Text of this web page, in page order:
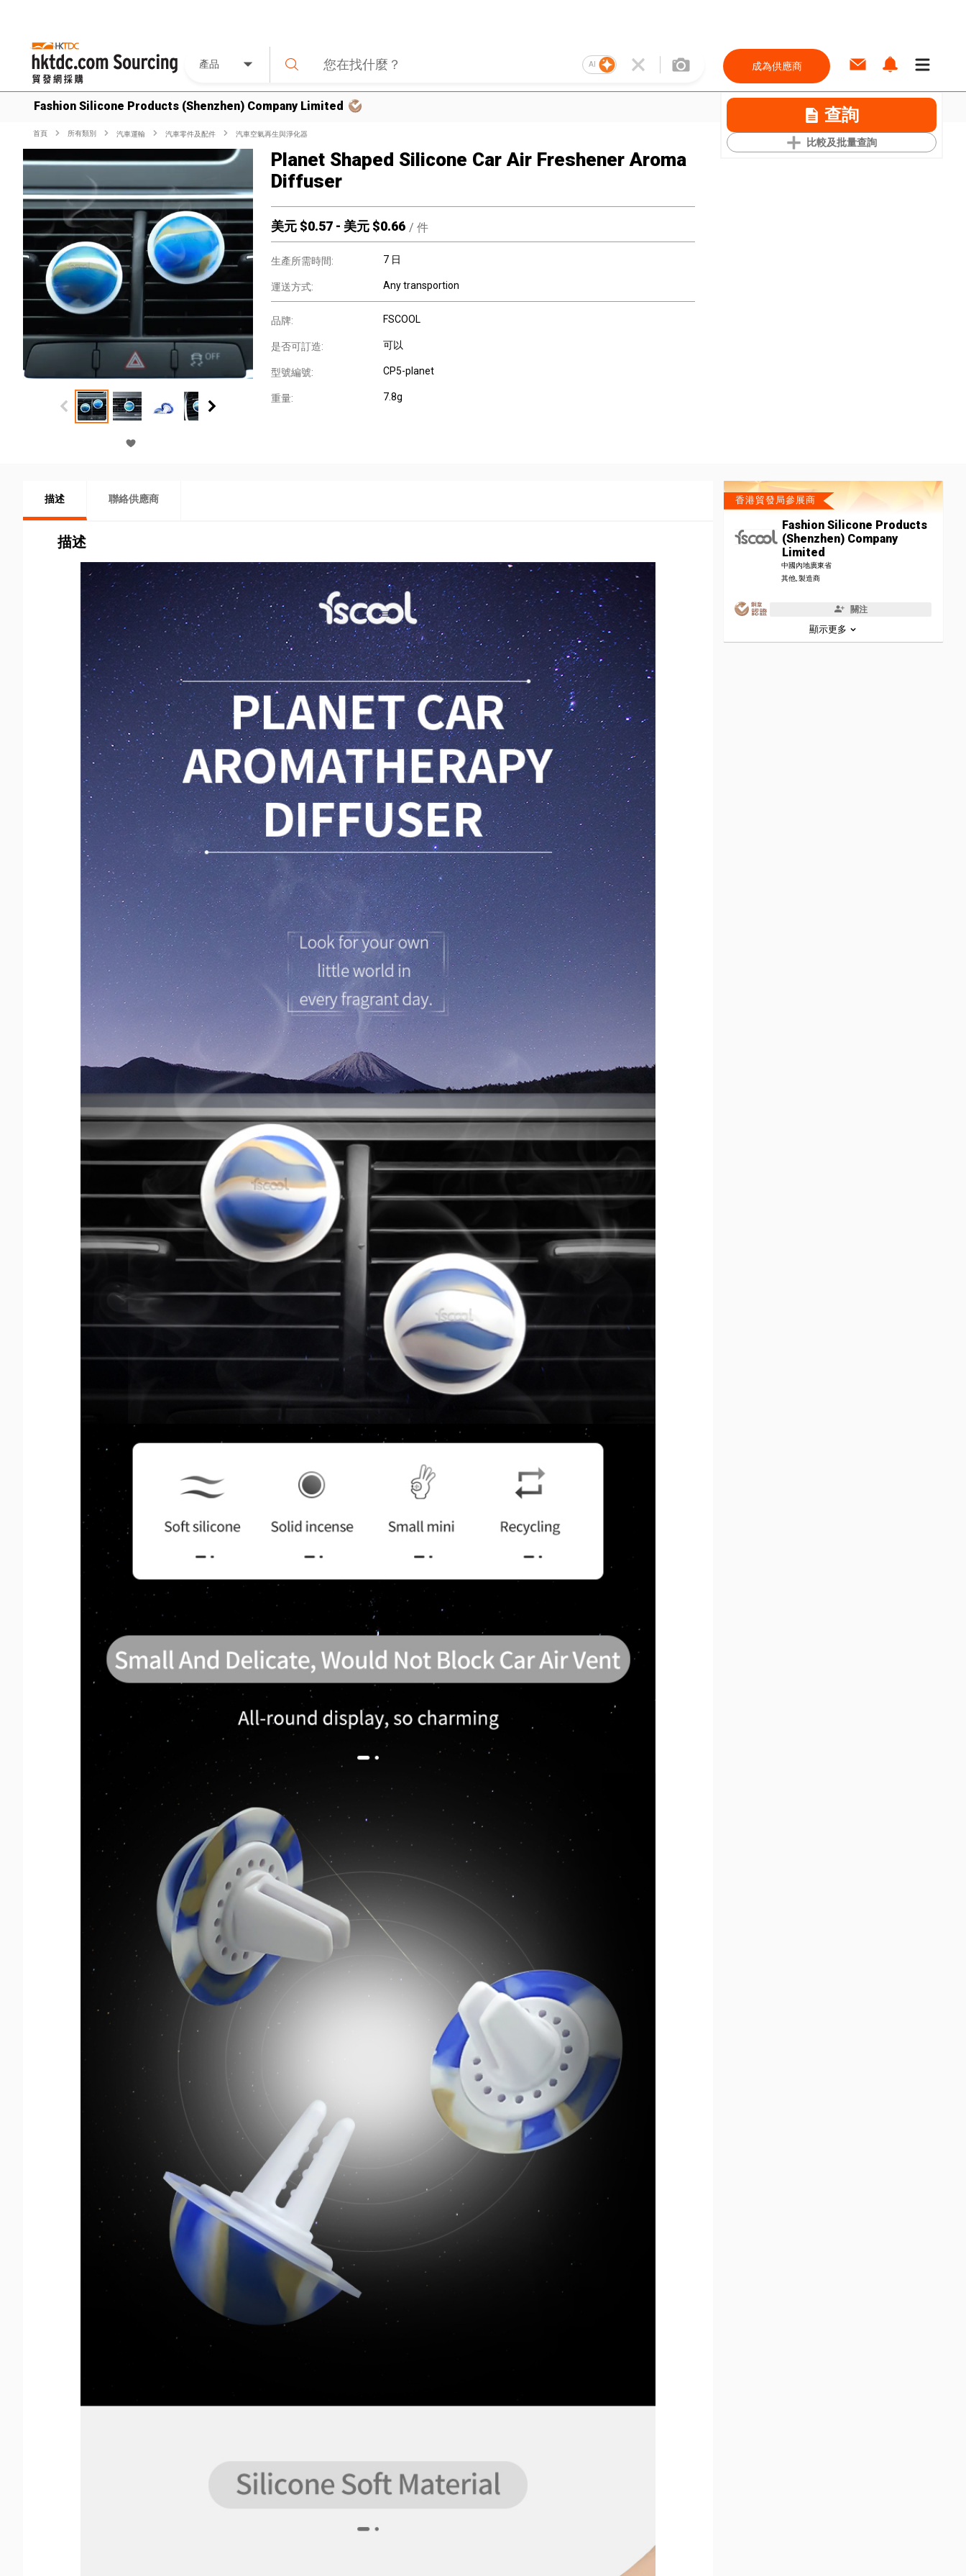
產品 AI 成為供應商
Fashion Silicone Products (Shenzhen) Company Limited 查詢
比較及批量查詢
首頁 所有類別 汽車運輸 汽車零件及配件 汽車空氣再生與淨化器
Planet Shaped Silicone Car Air Freshener Aroma
Diffuser
美元 $0.57 - 美元 $0.66 / 件
生產所需時間: 7 日
運送方式: Any transportion
品牌: FSCOOL
是否可訂造: 可以
型號編號: CP5-planet
重量: 7.8g
描述 聯絡供應商
描述
香港貿發局參展商
Fashion Silicone Products
(Shenzhen) Company
Limited
中國內地廣東省
其他, 製造商
關注
顯示更多